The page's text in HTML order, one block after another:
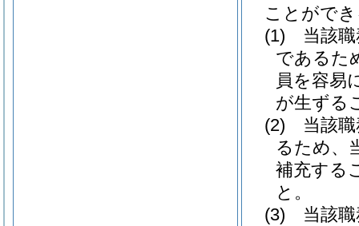
ことがで
(1)
当該
であるた
員を容易
が生ずる
(2)
当該
るため、
補充する
と。
(3)
当該